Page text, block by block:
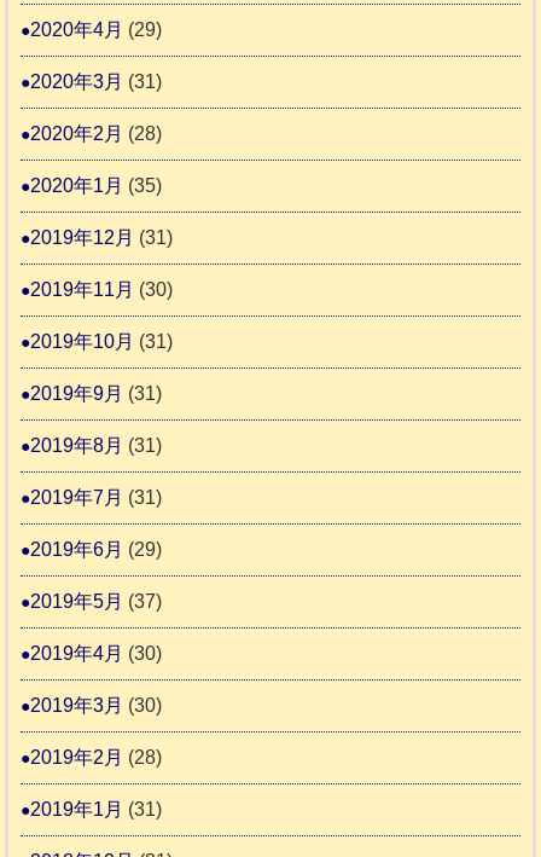
2020年4月 (29)
2020年3月 (31)
2020年2月 (28)
2020年1月 (35)
2019年12月 (31)
2019年11月 (30)
2019年10月 (31)
2019年9月 (31)
2019年8月 (31)
2019年7月 (31)
2019年6月 (29)
2019年5月 (37)
2019年4月 (30)
2019年3月 (30)
2019年2月 (28)
2019年1月 (31)